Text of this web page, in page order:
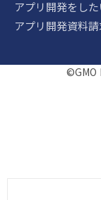
アプリ開発をし
アプリ開発資料
©GMO